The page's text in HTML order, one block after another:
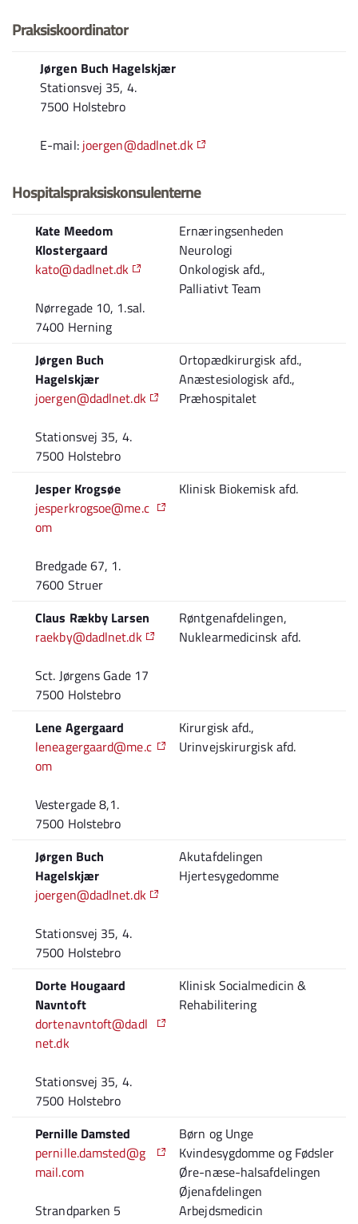
Praksiskoordinator
Jørgen Buch Hagelskjær
Stationsvej 35, 4.
7500 Holstebro
E-mail: joergen@dadlnet.dk
Hospitalspraksiskonsulenterne
Kate Meedom
Klostergaard
kato@dadlnet.dk
Nørregade 10, 1.sal.
7400 Herning
Ernæringsenheden
Neurologi
Onkologisk afd.,
Palliativt Team
Jørgen Buch
Hagelskjær
joergen@dadlnet.dk
Stationsvej 35, 4.
7500 Holstebro
Ortopædkirurgisk afd.,
Anæstesiologisk afd.,
Præhospitalet
Jesper Krogsøe
jesperkrogsoe@me.c
om
Bredgade 67, 1.
7600 Struer
Klinisk Biokemisk afd.
Claus Rækby Larsen
raekby@dadlnet.dk
Sct. Jørgens Gade 17
7500 Holstebro
Røntgenafdelingen,
Nuklearmedicinsk afd.
Lene Agergaard
leneagergaard@me.c
om
Vestergade 8,1.
7500 Holstebro
Kirurgisk afd.,
Urinvejskirurgisk afd.
Jørgen Buch
Hagelskjær
joergen@dadlnet.dk
Stationsvej 35, 4.
7500 Holstebro
Akutafdelingen
Hjertesygedomme
Dorte Hougaard
Navntoft
dortenavntoft@dadl
net.dk
Stationsvej 35, 4.
7500 Holstebro
Klinisk Socialmedicin &
Rehabilitering
Pernille Damsted
pernille.damsted@g
mail.com
Strandparken 5
Børn og Unge
Kvindesygdomme og Fødsler
Øre-næse-halsafdelingen
Øjenafdelingen
Arbejdsmedicin